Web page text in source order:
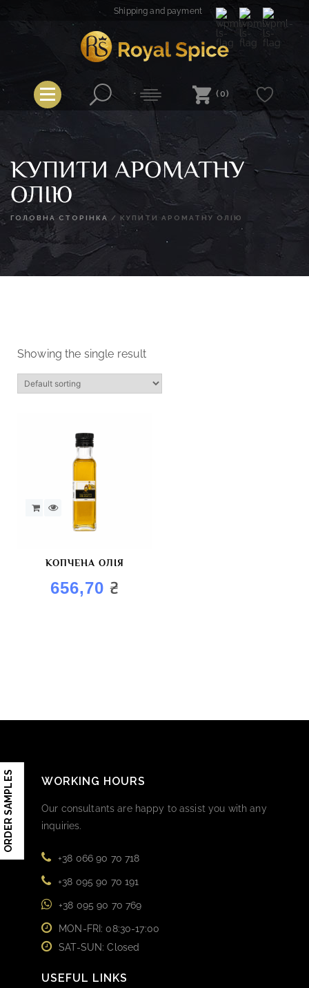
ORDER SAMPLES
Shipping and payment
Royal Spice
(0)
КУПИТИ АРОМАТНУ
ОЛІЮ
ГОЛОВНА СТОРІНКА / КУПИТИ АРОМАТНУ ОЛІЮ
Showing the single result
КОПЧЕНА ОЛІЯ
656,70 ₴
WORKING HOURS
Our consultants are happy to assist you with any
inquiries.
+38 066 90 70 718
+38 095 90 70 191
+38 095 90 70 769
MON-FRI: 08:30-17:00
SAT-SUN: Closed
USEFUL LINKS